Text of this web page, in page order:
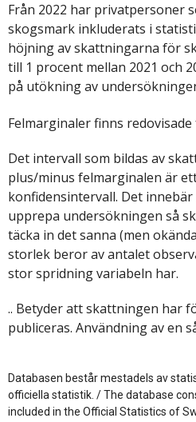
Från 2022 har privatpersoner
skogsmark inkluderats i
höjning av skattningarna för
till 1 procent mellan 2021 och
på utökning av
Felmarginaler finns redovisade
Det intervall som bildas av
plus/minus felmarginalen är
konfidensintervall. Det
upprepa undersökningen så
täcka in det sanna (men
storlek beror av antalet
stor spridning variabeln har.
.. Betyder att skattningen har
publiceras. Användning av en
Databasen består mestadels av
officiella statistik. / The database
included in the Official Statistics of